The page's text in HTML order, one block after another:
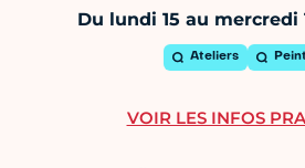
Du lundi 15 au mercredi
Ateliers
VOIR LES INFOS